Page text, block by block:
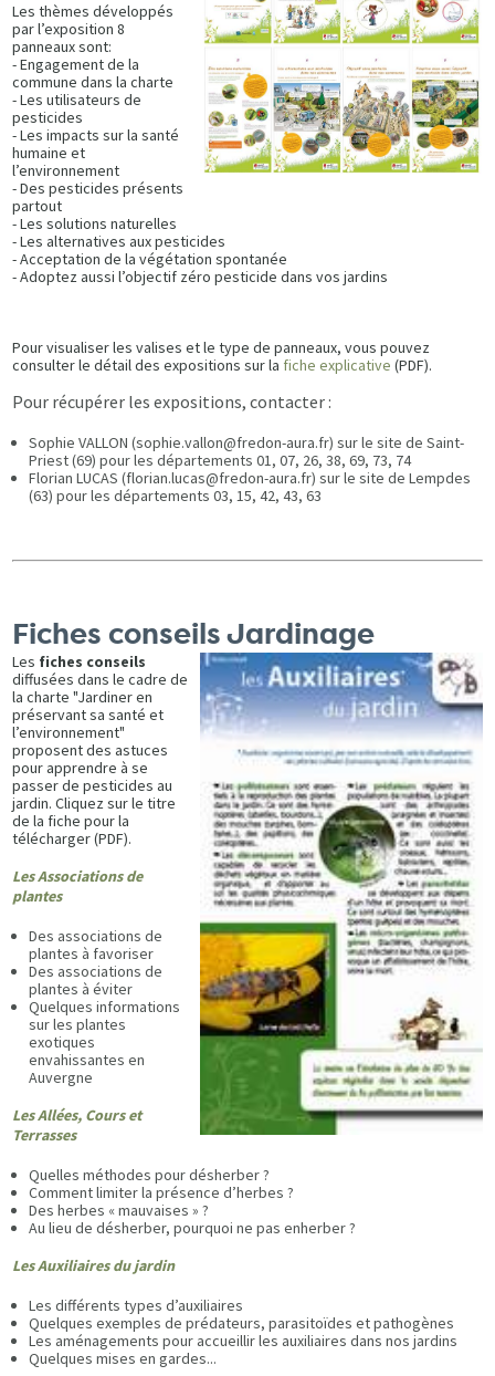
Les thèmes développés
par l’exposition 8
panneaux sont:
- Engagement de la
commune dans la charte
- Les utilisateurs de
pesticides
- Les impacts sur la santé
humaine et
l’environnement
- Des pesticides présents
partout
- Les solutions naturelles
- Les alternatives aux pesticides
- Acceptation de la végétation spontanée
- Adoptez aussi l’objectif zéro pesticide dans vos jardins
Pour visualiser les valises et le type de panneaux, vous pouvez
consulter le détail des expositions sur la fiche explicative (PDF).
Pour récupérer les expositions, contacter :
Sophie VALLON (sophie.vallon@fredon-aura.fr) sur le site de Saint-
Priest (69) pour les départements 01, 07, 26, 38, 69, 73, 74
Florian LUCAS (florian.lucas@fredon-aura.fr) sur le site de Lempdes
(63) pour les départements 03, 15, 42, 43, 63
Fiches conseils Jardinage
Les fiches conseils
diffusées dans le cadre de
la charte "Jardiner en
préservant sa santé et
l’environnement"
proposent des astuces
pour apprendre à se
passer de pesticides au
jardin. Cliquez sur le titre
de la fiche pour la
télécharger (PDF).
Les Associations de
plantes
Des associations de
plantes à favoriser
Des associations de
plantes à éviter
Quelques informations
sur les plantes
exotiques
envahissantes en
Auvergne
Les Allées, Cours et
Terrasses
Quelles méthodes pour désherber ?
Comment limiter la présence d’herbes ?
Des herbes « mauvaises » ?
Au lieu de désherber, pourquoi ne pas enherber ?
Les Auxiliaires du jardin
Les différents types d’auxiliaires
Quelques exemples de prédateurs, parasitoïdes et pathogènes
Les aménagements pour accueillir les auxiliaires dans nos jardins
Quelques mises en gardes...